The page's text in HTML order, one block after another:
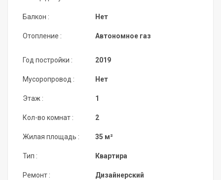
Балкон :
Отопление :
Нет
Автономное газ
Год постройки :
Мусоропровод :
Этаж :
Кол-во комнат :
Жилая площадь :
Тип :
Ремонт :
2019
Нет
1
2
35 м²
Квартира
Дизайнерский